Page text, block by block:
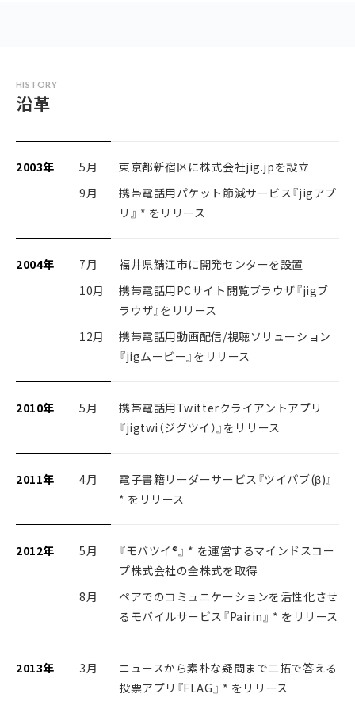
HISTORY
沿革
2003年 5月
東京都新宿区に株式会社jig.jpを設立
9月
携帯電話用パケット節減サービス『jigアプ
リ』 * をリリース
2004年 7月
福井県鯖江市に開発センターを設置
10月
携帯電話用PCサイト閲覧ブラウザ『jigブ
ラウザ』をリリース
12月
携帯電話用動画配信/視聴ソリューション
『jigムービー』をリリース
2010年 5月
携帯電話用Twitterクライアントアプリ
『jigtwi（ジグツイ）』をリリース
2011年 4月
電子書籍リーダーサービス『ツイパブ(β)』
* をリリース
2012年 5月
『モバツイ®』 * を運営するマインドスコー
プ株式会社の全株式を取得
8月
ペアでのコミュニケーションを活性化させ
るモバイルサービス『Pairin』 * をリリース
2013年 3月
ニュースから素朴な疑問まで二拓で答える
投票アプリ『FLAG』 * をリリース